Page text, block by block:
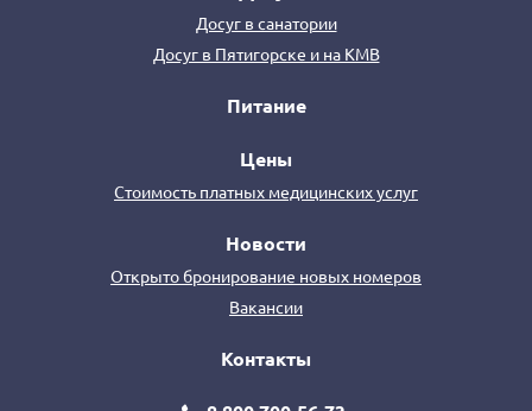
Досуг в санатории
Досуг в Пятигорске и на КМВ
Питание
Цены
Стоимость платных медицинских услуг
Новости
Открыто бронирование новых номеров
Вакансии
Контакты